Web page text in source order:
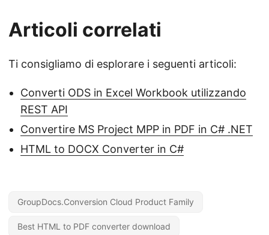
Articoli correlati
Ti consigliamo di esplorare i seguenti articoli:
Converti ODS in Excel Workbook utilizzando
REST API
Convertire MS Project MPP in PDF in C# .NET
HTML to DOCX Converter in C#
GroupDocs.Conversion Cloud Product Family
Best HTML to PDF converter download